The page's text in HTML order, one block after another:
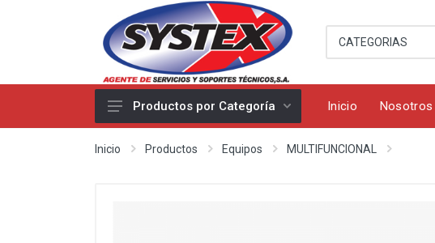
Seguridad
Productos por Categoría Inicio Nosotros
Inicio Productos Equipos MULTIFUNCIONAL